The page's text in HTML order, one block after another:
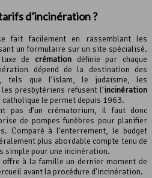
d’incinération?
fait facilement en rassemblant les
un formulaire sur un site spécialisé.
de crémationdéfinie par chaque
dépend de la destination des
tels que l’islam, le judaïsme, les
presbytériens refusent l’incinération
catholique le permet depuis 1963.
pas d’un crématorium, il faut donc
de pompes funèbres pour planifier
Comparé à l’enterrement, le budget
plus abordable compte tenu de
simple pour une incinération.
à la famille un dernier moment de
avant la procédure d’incinération.